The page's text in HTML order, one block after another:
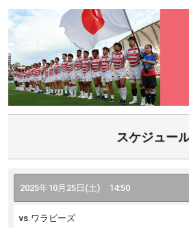
スケジュー
2025年10月25日(土) 14:50
vs.ワラビーズ